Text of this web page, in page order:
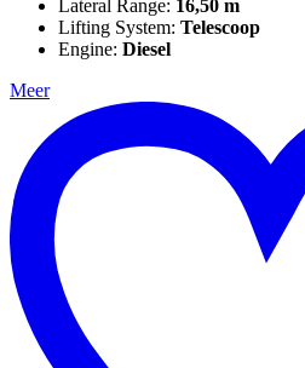
Lateral Range: 16,50 m
Lifting System: Telescoop
Engine: Diesel
Meer